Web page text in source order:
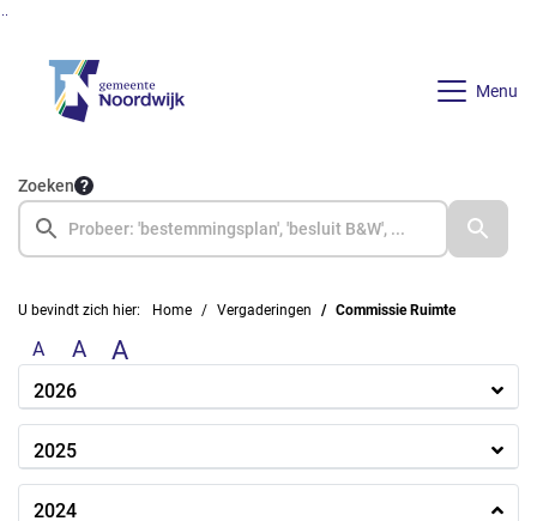
Menu
Zoeken
U bevindt zich hier: Home Vergaderingen Commissie Ruimte
A A A
2026
2025
2024